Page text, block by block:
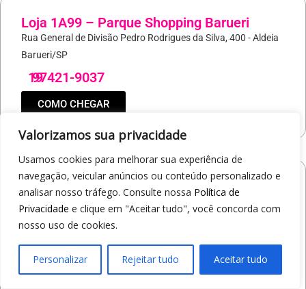
Valorizamos sua privacidade
Usamos cookies para melhorar sua experiência de
navegação, veicular anúncios ou conteúdo personalizado e
analisar nosso tráfego. Consulte nossa Política de
Privacidade e clique em "Aceitar tudo", você concorda com
nosso uso de cookies.
Personalizar Rejeitar tudo Aceitar tudo
Loja 1A99 – Parque Shopping Barueri
Rua General de Divisão Pedro Rodrigues da Silva, 400 - Aldeia
Barueri/SP
19
97421-9037
COMO CHEGAR
Loja 1A99 – North Shopping Barretos
Via Conselheiro Antonio Prado, 1400 - Pedro Cavaline
Barretos/SP
19
97407-5840